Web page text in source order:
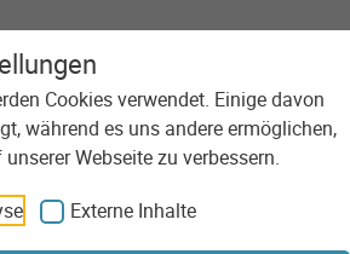
Cookies verwendet. Einige davon
während es uns andere ermöglichen,
Webseite zu verbessern.
Externe Inhalte
Agentur Leistungen Technologie